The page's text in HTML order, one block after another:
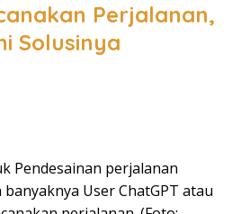
Perjalanan,
Solusinya
Pendesainan perjalanan
User ChatGPT atau